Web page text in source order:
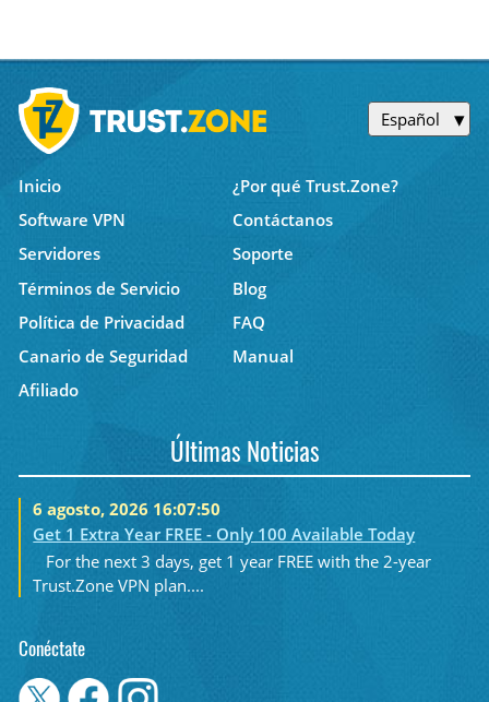
Español
Inicio
¿Por qué Trust.Zone?
Software VPN
Contáctanos
Servidores
Soporte
Términos de Servicio
Blog
Política de Privacidad
FAQ
Canario de Seguridad
Manual
Afiliado
Últimas Noticias
6 agosto, 2026 16:07:50
Get 1 Extra Year FREE - Only 100 Available Today
For the next 3 days, get 1 year FREE with the 2-year
Trust.Zone VPN plan....
Conéctate